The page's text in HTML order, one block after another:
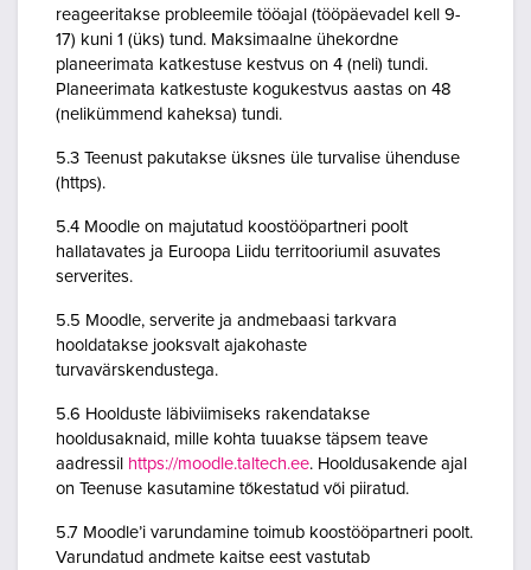
reageeritakse probleemile tööajal (tööpäevadel kell 9-
17) kuni 1 (üks) tund. Maksimaalne ühekordne
planeerimata katkestuse kestvus on 4 (neli) tundi.
Planeerimata katkestuste kogukestvus aastas on 48
(nelikümmend kaheksa) tundi.
5.3 Teenust pakutakse üksnes üle turvalise ühenduse
(https).
5.4 Moodle on majutatud koostööpartneri poolt
hallatavates ja Euroopa Liidu territooriumil asuvates
serverites.
5.5 Moodle, serverite ja andmebaasi tarkvara
hooldatakse jooksvalt ajakohaste
turvavärskendustega.
5.6 Hoolduste läbiviimiseks rakendatakse
hooldusaknaid, mille kohta tuuakse täpsem teave
aadressil https://moodle.taltech.ee. Hooldusakende ajal
on Teenuse kasutamine tõkestatud või piiratud.
5.7 Moodle’i varundamine toimub koostööpartneri poolt.
Varundatud andmete kaitse eest vastutab